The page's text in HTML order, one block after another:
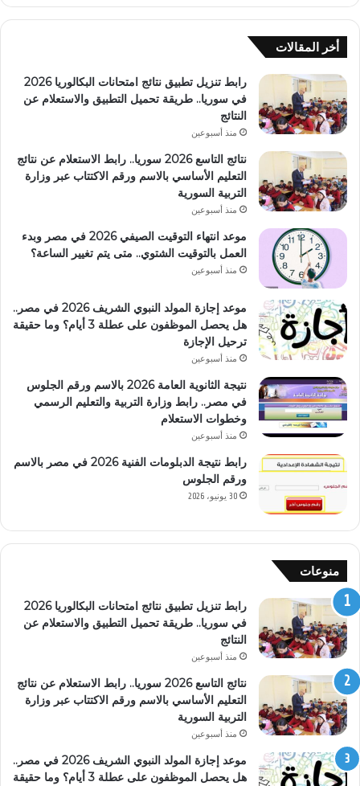
أخر المقالات
رابط تنزيل تطبيق نتائج امتحانات البكالوريا 2026
في سوريا.. طريقة تحميل التطبيق والاستعلام عن
النتائج
منذ أسبوعين
نتائج التاسع 2026 سوريا.. رابط الاستعلام عن نتائج
التعليم الأساسي بالاسم ورقم الاكتتاب عبر وزارة
التربية السورية
منذ أسبوعين
موعد انتهاء التوقيت الصيفي 2026 في مصر وبدء
العمل بالتوقيت الشتوي.. متى يتم تغيير الساعة؟
منذ أسبوعين
موعد إجازة المولد النبوي الشريف 2026 في مصر..
هل يحصل الموظفون على عطلة 3 أيام؟ وما حقيقة
ترحيل الإجازة
منذ أسبوعين
نتيجة الثانوية العامة 2026 بالاسم ورقم الجلوس
في مصر.. رابط وزارة التربية والتعليم الرسمي
وخطوات الاستعلام
منذ أسبوعين
رابط نتيجة الدبلومات الفنية 2026 في مصر بالاسم
ورقم الجلوس
30 يونيو، 2026
منوعات
رابط تنزيل تطبيق نتائج امتحانات البكالوريا 2026
في سوريا.. طريقة تحميل التطبيق والاستعلام عن
النتائج
منذ أسبوعين
نتائج التاسع 2026 سوريا.. رابط الاستعلام عن نتائج
التعليم الأساسي بالاسم ورقم الاكتتاب عبر وزارة
التربية السورية
منذ أسبوعين
موعد إجازة المولد النبوي الشريف 2026 في مصر..
هل يحصل الموظفون على عطلة 3 أيام؟ وما حقيقة